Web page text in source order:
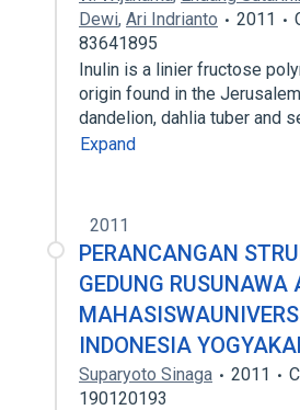
Dewi, Ari Indrianto 2011
83641895
Inulin is a linier fructose
origin found in the
dandelion, dahlia tuber and
Expand
2011
PERANCANGAN
GEDUNG RUSUNAWA
INDONESIA
Suparyoto Sinaga 2011
190120193